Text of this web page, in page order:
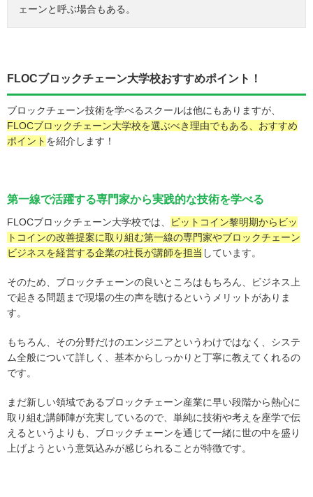
ェーンと呼ぶ場合もある。
FLOCブロックチェーン大学校おすすめポイント！
ブロックチェーン技術を学べるスクールは他にもありますが、
FLOCブロックチェーン大学校を選ぶべき理由でもある、おすすめ
ポイント を紹介します！
第一線で活躍する専門家から実践的な技術を学べる
FLOCブロックチェーン大学校では、
ビットコイン黎明期からビッ
トコインの改善提案に取り組む第一線の専門家やブロックチェーン
ビジネスを経営する企業の社長が講師を担当 しています。
そのため、ブロックチェーンの良いところはもちろん、ビジネス上
で起きる問題まで現場の生の声を聴けるというメリットがありま
す。
もちろん、その分野だけのエンジニアというわけではなく、システ
ム全般について詳しく、基本からしっかりと丁寧に教えてくれるの
です。
まだ新しい領域であるブロックチェーン産業に早い段階から熱心に
取り組む講師陣が充実しているので、単純に技術や考えを座学で伝
えるというよりも、ブロックチェーンを通じて一緒に世の中を盛り
上げようという意気込みが感じられることが特徴です。